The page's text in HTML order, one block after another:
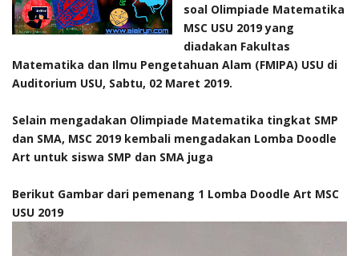
soal Olimpiade Matematika
MSC USU 2019 yang
diadakan Fakultas
Matematika dan Ilmu Pengetahuan Alam (FMIPA) USU di
Auditorium USU, Sabtu, 02 Maret 2019.
Selain mengadakan Olimpiade Matematika tingkat SMP
dan SMA, MSC 2019 kembali mengadakan Lomba Doodle
Art untuk siswa SMP dan SMA juga
Berikut Gambar dari pemenang 1 Lomba Doodle Art MSC
USU 2019